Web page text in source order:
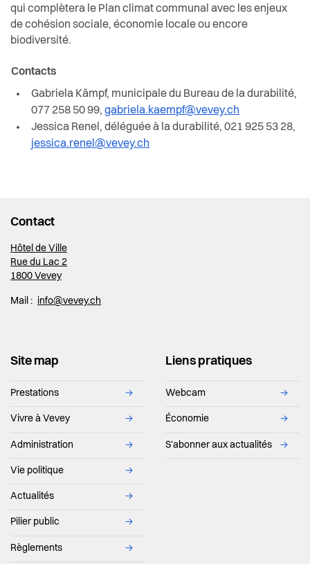
qui complètera le Plan climat communal avec les enjeux
de cohésion sociale, économie locale ou encore
biodiversité.
Contacts
Gabriela Kämpf, municipale du Bureau de la durabilité,
077 258 50 99,gabriela.kaempf@vevey.ch
Jessica Renel,déléguée à la durabilité, 021 925 53 28,
jessica.renel@vevey.ch
Contact
Hôtel de Ville
Rue du Lac 2
1800 Vevey
Mail : info@vevey.ch
Site map
Prestations →
Vivre à Vevey →
Administration →
Vie politique →
Actualités →
Pilier public →
Règlements →
Liens pratiques
Webcam →
Économie →
S'abonner aux actualités →